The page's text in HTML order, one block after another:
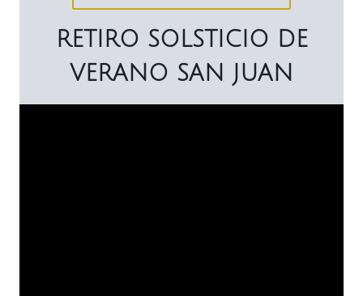
RETIRO SOLSTICIO DE
VERANO SAN JUAN